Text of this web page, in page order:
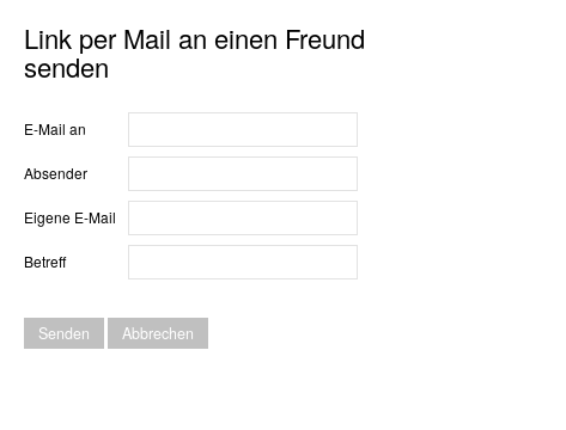
Link per Mail an einen Freund
senden
E-Mail an
Absender
Eigene E-Mail
Betreff
Senden Abbrechen